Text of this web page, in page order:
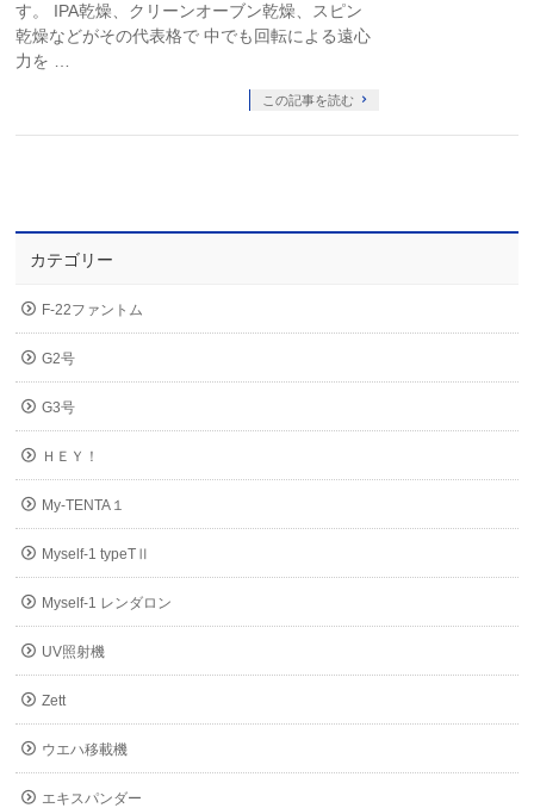
す。 IPA乾燥、クリーンオーブン乾燥、スピン
乾燥などがその代表格で 中でも回転による遠心
力を …
この記事を読む
カテゴリー
F-22ファントム
G2号
G3号
ＨＥＹ！
My-TENTA１
Myself-1 typeTⅡ
Myself-1 レンダロン
UV照射機
Zett
ウエハ移載機
エキスパンダー